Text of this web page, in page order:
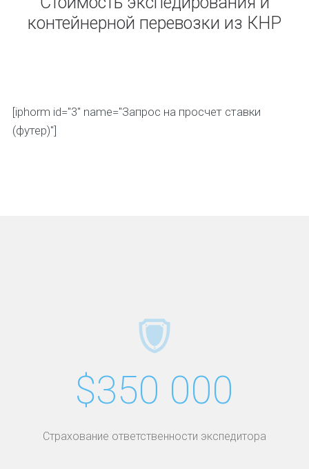
контейнерной перевозки из КНР
[iphorm id="3" name="Запрос на просчет ставки
(футер)"]
$350 000
Страхование ответственности экспедитора